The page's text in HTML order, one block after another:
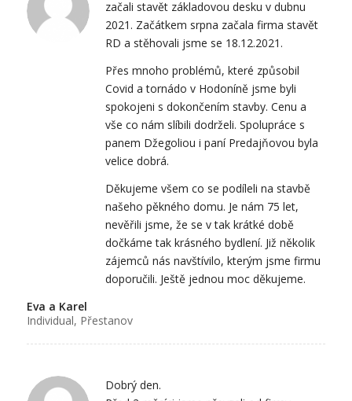
začali stavět základovou desku v dubnu
2021. Začátkem srpna začala firma stavět
RD a stěhovali jsme se 18.12.2021.
Přes mnoho problémů, které způsobil
Covid a tornádo v Hodoníně jsme byli
spokojeni s dokončením stavby. Cenu a
vše co nám slíbili dodrželi. Spolupráce s
panem Džegoliou i paní Predajňovou byla
velice dobrá.
Děkujeme všem co se podíleli na stavbě
našeho pěkného domu. Je nám 75 let,
nevěřili jsme, že se v tak krátké době
dočkáme tak krásného bydlení. Již několik
zájemců nás navštívilo, kterým jsme firmu
doporučili. Ještě jednou moc děkujeme.
Eva a Karel
Individual, Přestanov
Dobrý den.